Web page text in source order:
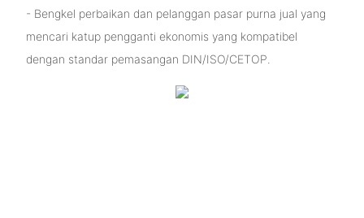
- Bengkel perbaikan dan pelanggan pasar purna jual yang
mencari katup pengganti ekonomis yang kompatibel
dengan standar pemasangan DIN/ISO/CETOP.